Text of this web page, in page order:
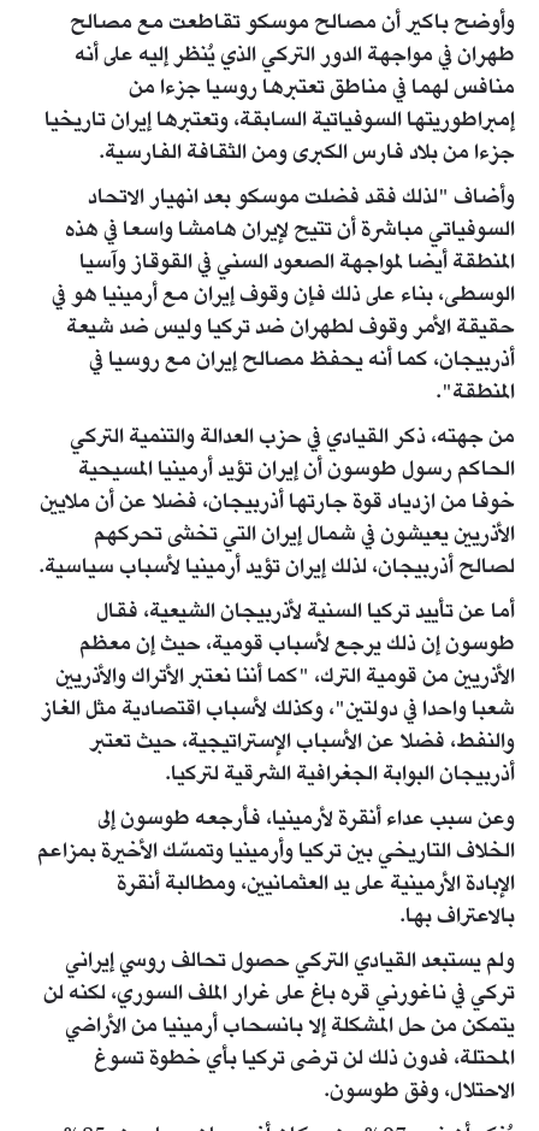
وأوضح باكير أن مصالح موسكو تقاطعت مع مصالح
طهران في مواجهة الدور التركي الذي يُنظر إليه على أنه
منافس لهما في مناطق تعتبرها روسيا جزءا من
إمبراطوريتها السوفياتية السابقة، وتعتبرها إيران تاريخيا
جزءا من بلاد فارس الكبرى ومن الثقافة الفارسية.
وأضاف "لذلك فقد فضلت موسكو بعد انهيار الاتحاد
السوفياتي مباشرة أن تتيح لإيران هامشا واسعا في هذه
المنطقة أيضا لمواجهة الصعود السني في القوقاز وآسيا
الوسطى، بناء على ذلك فإن وقوف إيران مع أرمينيا هو في
حقيقة الأمر وقوف لطهران ضد تركيا وليس ضد شيعة
أذربيجان، كما أنه يحفظ مصالح إيران مع روسيا في
المنطقة".
من جهته، ذكر القيادي في حزب العدالة والتنمية التركي
الحاكم رسول طوسون أن إيران تؤيد أرمينيا المسيحية
خوفا من ازدياد قوة جارتها أذربيجان، فضلا عن أن ملايين
الأذريين يعيشون في شمال إيران التي تخشى تحركهم
لصالح أذربيجان، لذلك إيران تؤيد أرمينيا لأسباب سياسية.
أما عن تأييد تركيا السنية لأذربيجان الشيعية، فقال
طوسون إن ذلك يرجع لأسباب قومية، حيث إن معظم
الأذريين من قومية الترك، "كما أننا نعتبر الأتراك والأذريين
شعبا واحدا في دولتين"، وكذلك لأسباب اقتصادية مثل الغاز
والنفط، فضلا عن الأسباب الإستراتيجية، حيث تعتبر
أذربيجان البوابة الجغرافية الشرقية لتركيا.
وعن سبب عداء أنقرة لأرمينيا، فأرجعه طوسون إلى
الخلاف التاريخي بين تركيا وأرمينيا وتمسّك الأخيرة بمزاعم
الإبادة الأرمينية على يد العثمانيين، ومطالبة أنقرة
بالاعتراف بها.
ولم يستبعد القيادي التركي حصول تحالف روسي إيراني
تركي في ناغورني قره باغ على غرار الملف السوري، لكنه لن
يتمكن من حل المشكلة إلا بانسحاب أرمينيا من الأراضي
المحتلة، فدون ذلك لن ترضى تركيا بأي خطوة تسوغ
الاحتلال، وفق طوسون.